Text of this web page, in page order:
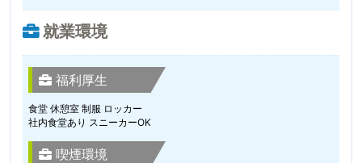
就業環境
福利厚生
食堂 休憩室 制服 ロッカー
社内食堂あり スニーカーOK
喫煙環境